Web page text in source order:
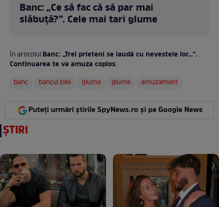
Banc: „Ce să fac că să par mai
slăbuță?”. Cele mai tari glume
În articolulBanc: „Trei prieteni se laudă cu nevestele lor...”.
Continuarea te va amuza copios:
banc
bancul zilei gluma glume amuzament
Puteți urmări știrile SpyNews.ro și pe Google News
ȘTIRI